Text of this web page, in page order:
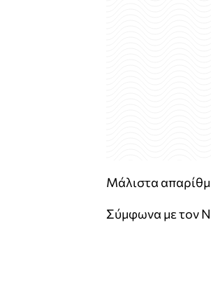
Μάλιστα
Σύμφωνα με τον